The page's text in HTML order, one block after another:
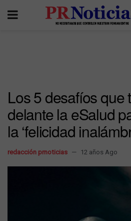
Los 5 desafíos que
delante la eSalud
la ‘felicidad
redacción prnoticias 12 años Ago